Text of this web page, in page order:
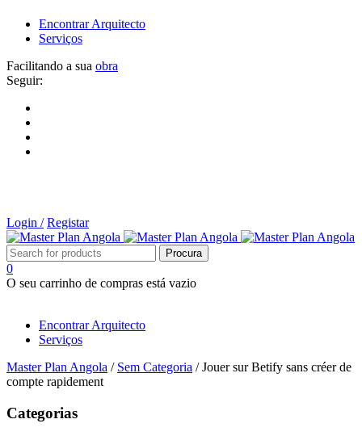
Encontrar Arquitecto
Serviços
Facilitando a sua obra
Seguir:
Login / Registar
0
O seu carrinho de compras está vazio
Encontrar Arquitecto
Serviços
Master Plan Angola / Sem Categoria / Jouer sur Betify sans créer de
compte rapidement
Categorias